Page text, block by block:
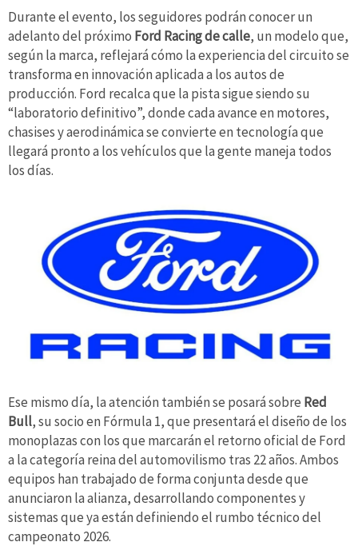
Durante el evento, los seguidores podrán conocer un
adelanto del próximo Ford Racing de calle, un modelo que,
según la marca, reflejará cómo la experiencia del circuito se
transforma en innovación aplicada a los autos de
producción. Ford recalca que la pista sigue siendo su
“laboratorio definitivo”, donde cada avance en motores,
chasises y aerodinámica se convierte en tecnología que
llegará pronto a los vehículos que la gente maneja todos
los días.
Ese mismo día, la atención también se posará sobre Red
Bull, su socio en Fórmula 1, que presentará el diseño de los
monoplazas con los que marcarán el retorno oficial de Ford
a la categoría reina del automovilismo tras 22 años. Ambos
equipos han trabajado de forma conjunta desde que
anunciaron la alianza, desarrollando componentes y
sistemas que ya están definiendo el rumbo técnico del
campeonato 2026.